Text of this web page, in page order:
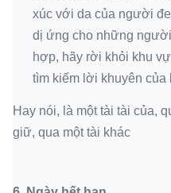
xúc với da của người
dị ứng cho những
hợp, hãy rời khỏi khu
tìm kiếm lời khuyên của
Hay nói, là một tài tài của,
giữ, qua một tài khác